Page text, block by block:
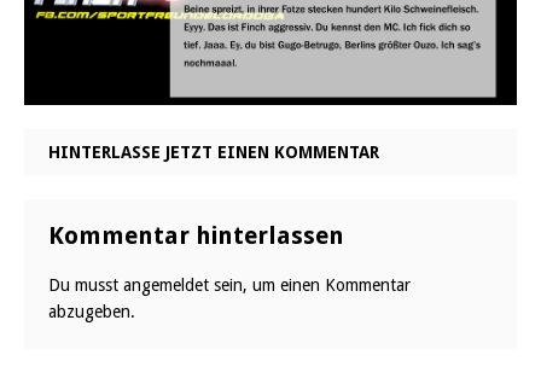
HINTERLASSE JETZT EINEN KOMMENTAR
Kommentar hinterlassen
Du musst angemeldet sein, um einen Kommentar
abzugeben.